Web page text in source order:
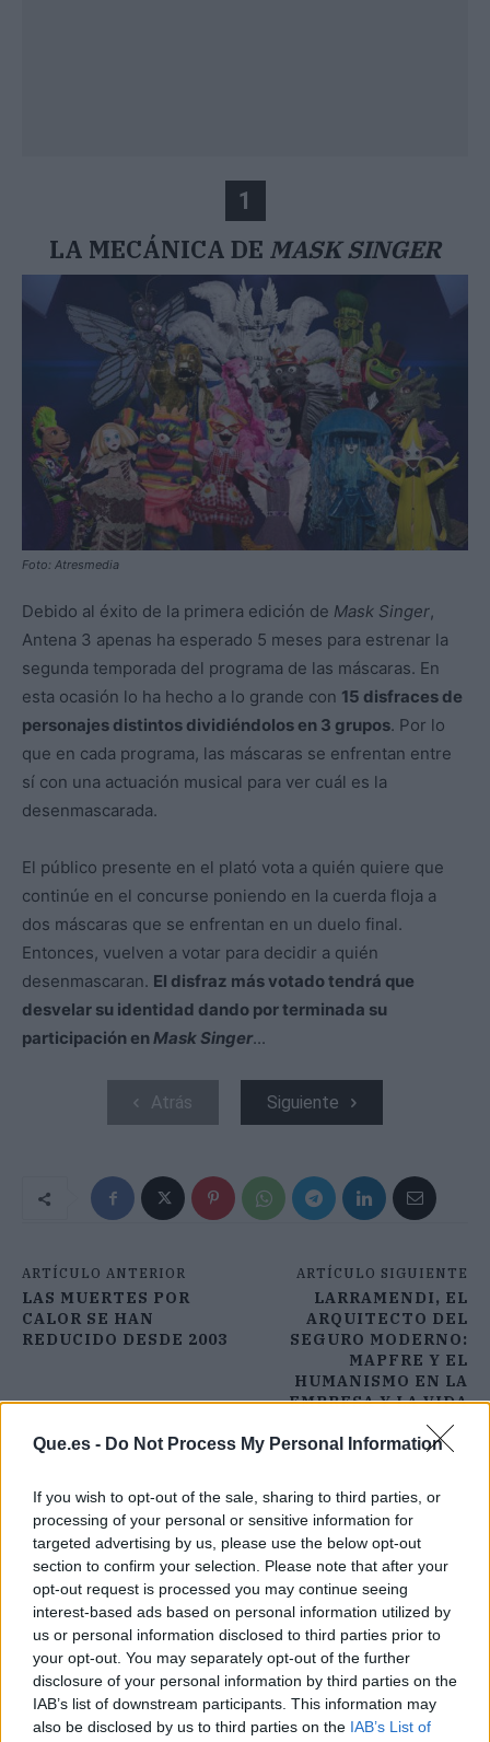
Que.es - Do Not Process My Personal Information
If you wish to opt-out of the sale, sharing to third parties, or
processing of your personal or sensitive information for
targeted advertising by us, please use the below opt-out
section to confirm your selection. Please note that after your
opt-out request is processed you may continue seeing
interest-based ads based on personal information utilized by
us or personal information disclosed to third parties prior to
your opt-out. You may separately opt-out of the further
disclosure of your personal information by third parties on the
IAB’s list of downstream participants. This information may
also be disclosed by us to third parties on the IAB’s List of
1
LA MECÁNICA DE MASK SINGER
Foto: Atresmedia
Debido al éxito de la primera edición de Mask Singer,
Antena 3 apenas ha esperado 5 meses para estrenar la
segunda temporada del programa de las máscaras. En
esta ocasión lo ha hecho a lo grande con 15 disfraces de
personajes distintos dividiéndolos en 3 grupos. Por lo
que en cada programa, las máscaras se enfrentan entre
sí con una actuación musical para ver cuál es la
desenmascarada.
El público presente en el plató vota a quién quiere que
continúe en el concurse poniendo en la cuerda floja a
dos máscaras que se enfrentan en un duelo final.
Entonces, vuelven a votar para decidir a quién
desenmascaran. El disfraz más votado tendrá que
desvelar su identidad dando por terminada su
participación enMask Singer...
Atrás Siguiente
ARTÍCULO ANTERIOR
LAS MUERTES POR
CALOR SE HAN
REDUCIDO DESDE 2003
ARTÍCULO SIGUIENTE
LARRAMENDI, EL
ARQUITECTO DEL
SEGURO MODERNO:
MAPFRE Y EL
HUMANISMO EN LA
EMPRESA Y LA VIDA